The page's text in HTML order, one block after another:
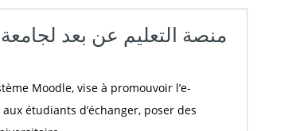
منصة التعليم عن بعد لجامعة
Moodle, vise à promouvoir l’e-
étudiants d’échanger, poser des